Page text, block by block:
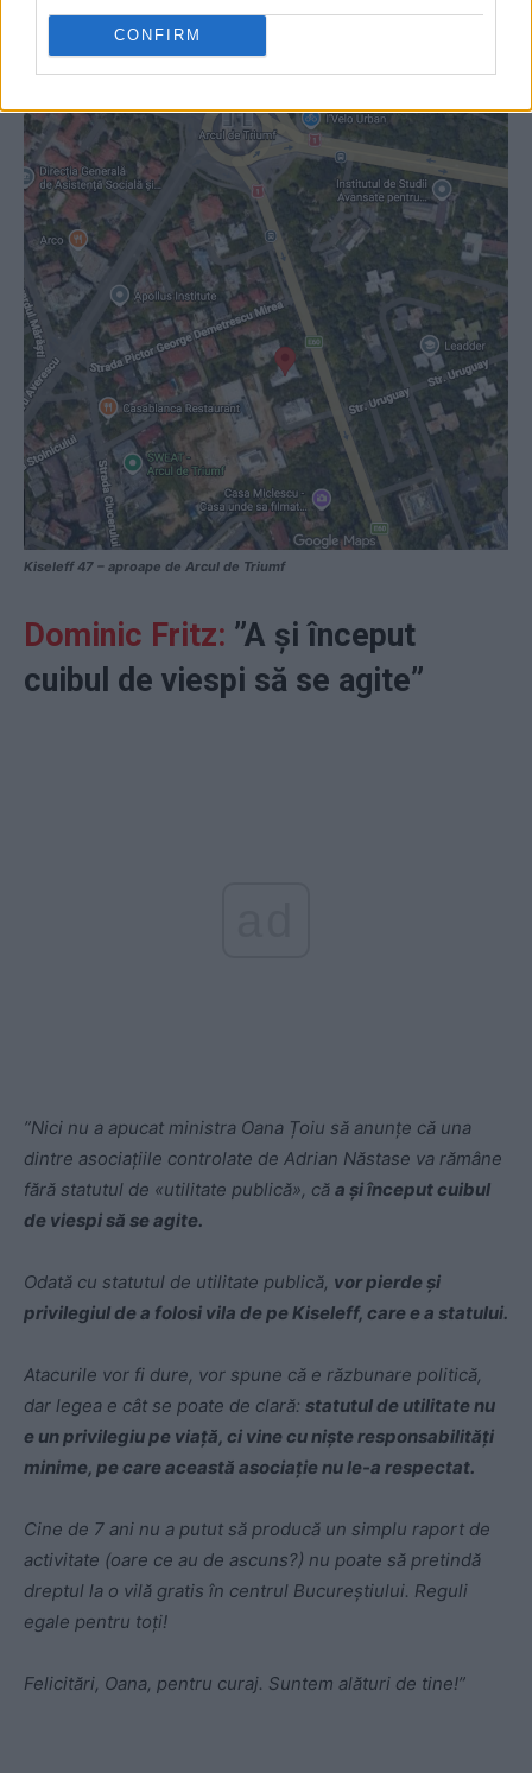
CONFIRM
Kiseleff 47 – aproape de Arcul de Triumf
Dominic Fritz: ”A şi început
cuibul de viespi să se agite”
”Nici nu a apucat ministra Oana Țoiu să anunțe că una
dintre asociațiile controlate de Adrian Năstase va rămâne
fără statutul de «utilitate publică», că a și început cuibul
de viespi să se agite.
Odată cu statutul de utilitate publică, vor pierde și
privilegiul de a folosi vila de pe Kiseleff, care e a statului.
Atacurile vor fi dure, vor spune că e răzbunare politică,
dar legea e cât se poate de clară: statutul de utilitate nu
e un privilegiu pe viață, ci vine cu niște responsabilități
minime, pe care această asociație nu le-a respectat.
Cine de 7 ani nu a putut să producă un simplu raport de
activitate (oare ce au de ascuns?) nu poate să pretindă
dreptul la o vilă gratis în centrul Bucureștiului. Reguli
egale pentru toți!
Felicitări, Oana, pentru curaj. Suntem alături de tine!”